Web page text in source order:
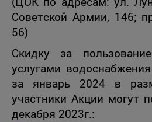
Советской Армии, 146;
56)
Скидку за
услугами
за январь 2024 в
участники Акции могут
декабря 2023г.: